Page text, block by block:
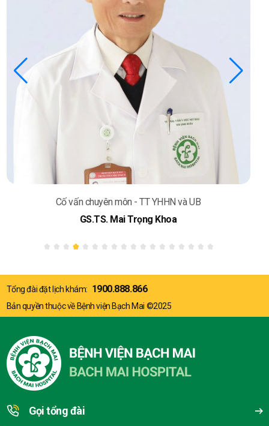
Cố vấn chuyên môn - TT YHHN và UB
GS.TS. Mai Trọng Khoa
Tổng đài đặt lịch khám: 1900.888.866
Bản quyền thuộc về Bệnh viện Bạch Mai ©2025
Gọi tổng đài